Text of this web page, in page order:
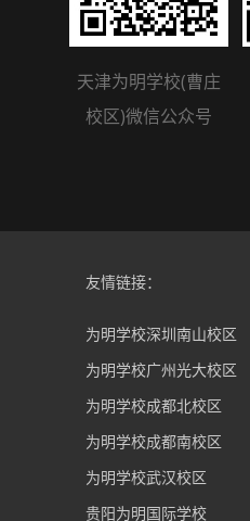
天津为明学校(曹庄
校区)微信公众号
友情链接：
为明学校深圳南山校区
为明学校广州光大校区
为明学校成都北校区
为明学校成都南校区
为明学校武汉校区
贵阳为明国际学校